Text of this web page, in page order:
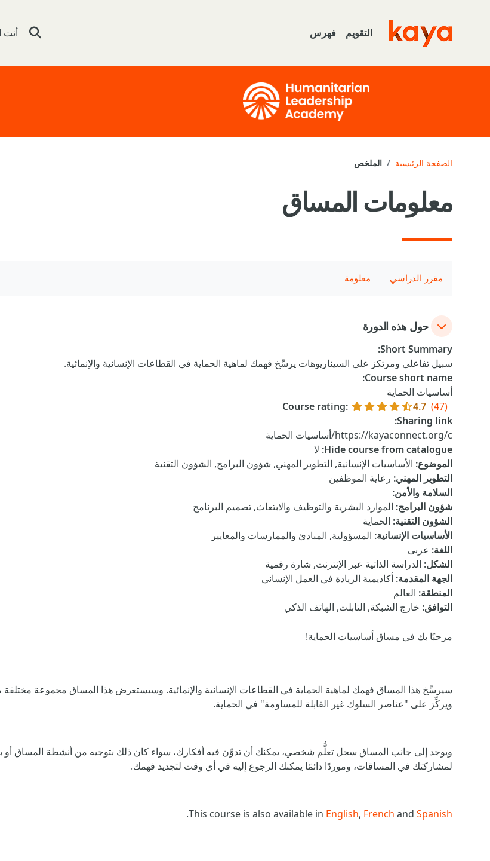
Go to home التقويم فهرس تبديل أنت
الصفحة الرئيسية الملخص
معلومات المساق
مقرر الدراسي معلومة
حول هذه الدورة
Short Summary
:
سبيل تفاعلي ومرتكز على السيناريوهات يرسِّخ فهمك لماهية الحماية في القطاعات الإنسانية والإنمائية.
Course short name
:
أساسيات الحماية
Course rating: 4.7 (47)
Sharing link
:
https://kayaconnect.org/c/أساسيات الحماية
Hide course from catalogue
: لا
الموضوع: الأساسيات الإنسانية, التطوير المهني, شؤون البرامج, الشؤون التقنية
التطوير المهني: رعاية الموظفين
السلامة والأمن:
شؤون البرامج: الموارد البشرية والتوظيف والابتعاث, تصميم البرنامج
الشؤون التقنية: الحماية
الأساسيات الإنسانية: المسؤولية, المبادئ والممارسات والمعايير
اللغة: عربى
الشكل: الدراسة الذاتية عبر الإنترنت, شارة رقمية
الجهة المقدمة: أكاديمية الريادة في العمل الإنساني
المنطقة: العالم
التوافق: خارج الشبكة, التابلت, الهاتف الذكي
مرحبًا بك في مساق أساسيات الحماية!
سيرسِّخ هذا المساق فهمك لماهية الحماية في القطاعات الإنسانية والإنمائية. وسيستعرض هذا المساق مجموعة
ويركِّز على "عناصر السلوك غير القابلة للمساومة" في الحماية.
ويوجد إلى جانب المساق سجل تعلُّم شخصي، يمكنك أن تدوِّن فيه أفكارك، سواء كان ذلك بتوجيه من أنشطة المساق
لمشاركتك في المساقات، وموردًا دائمًا يمكنك الرجوع إليه في أي وقت لتجديد فهمك.
This course is also available in English, French and Spanish
.